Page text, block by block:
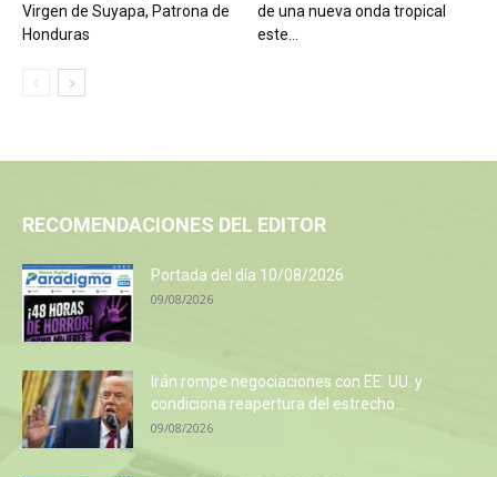
Virgen de Suyapa, Patrona de
Honduras
de una nueva onda tropical
este...
RECOMENDACIONES DEL EDITOR
Portada del día 10/08/2026
09/08/2026
Irán rompe negociaciones con EE. UU. y
condiciona reapertura del estrecho...
09/08/2026